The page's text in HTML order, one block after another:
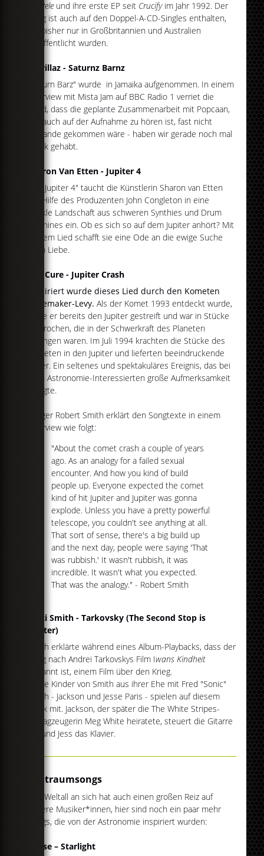
for Pele und ihre erste EP seit Crucifyim Jahr 1992. Der
Song ist auch auf den Doppel-A-CD-Singles enthalten,
die bisher nur in Großbritannien und Australien
veröffentlicht wurden.
Gorillaz - Saturnz Barnz
"Saturn Barz" wurde in Jamaika aufgenommen. In einem
Interview mit Mista Jam auf BBC Radio 1 verriet die
Band, dass die geplante Zusammenarbeit mit Popcaan,
der auch auf der Aufnahme zu hören ist, fast nicht
zustande gekommen wäre - haben wir gerade noch mal
Glück gehabt.
Sharon Van Etten - Jupiter 4
Auf "Jupiter 4" taucht die Künstlerin Sharon van Etten
mit Hilfe des Produzenten John Congleton in eine
dunkle Landschaft aus schweren Synthies und Drum
Machines ein. Ob es sich so auf dem Jupiter anhört? Mit
diesem Lied schafft sie eine Ode an die ewige Suche
nach Liebe.
The Cure - Jupiter Crash
Inspiriert wurde dieses Lied durch den Kometen
Shoemaker-Levy. Als der Komet 1993 entdeckt wurde,
hatte er bereits den Jupiter gestreift und war in Stücke
zerbrochen, die in der Schwerkraft des Planeten
gefangen waren. Im Juli 1994 krachten die Stücke des
Kometen in den Jupiter und lieferten beeindruckende
Bilder. Ein seltenes und spektakuläres Ereignis, das bei
allen Astronomie-Interessierten große Aufmerksamkeit
erregte.
Sänger Robert Smith erklärt den Songtexte in einem
Interview wie folgt:
"About the comet crash a couple of years
ago. As an analogy for a failed sexual
encounter. And how you kind of build
people up. Everyone expected the comet
kind of hit Jupiter and Jupiter was gonna
explode. Unless you have a pretty powerful
telescope, you couldn't see anything at all.
That sort of sense, there's a big build up
and the next day, people were saying 'That
was rubbish.' It wasn't rubbish, it was
incredible. It wasn't what you expected.
That was the analogy." - Robert Smith
Patti Smith - Tarkovsky (The Second Stop is
Jupiter)
Smith erklärte während eines Album-Playbacks, dass der
Song nach Andrei Tarkovskys Film Iwans Kindheit
benannt ist, einem Film über den Krieg.
Beide Kinder von Smith aus ihrer Ehe mit Fred "Sonic"
Smith - Jackson und Jesse Paris - spielen auf diesem
Track mit. Jackson, der später die The White Stripes-
Schlagzeugerin Meg White heiratete, steuert die Gitarre
bei und Jess das Klavier.
Weltraumsongs
Das Weltall an sich hat auch einen großen Reiz auf
unsere Musiker*innen, hier sind noch ein paar mehr
Songs, die von der Astronomie inspiriert wurden:
Muse – Starlight